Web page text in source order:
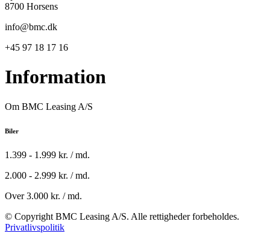
8700 Horsens
info@bmc.dk
+45 97 18 17 16
Information
Om BMC Leasing A/S
Biler
1.399 - 1.999 kr. / md.
2.000 - 2.999 kr. / md.
Over 3.000 kr. / md.
© Copyright BMC Leasing A/S. Alle rettigheder forbeholdes.
Privatlivspolitik